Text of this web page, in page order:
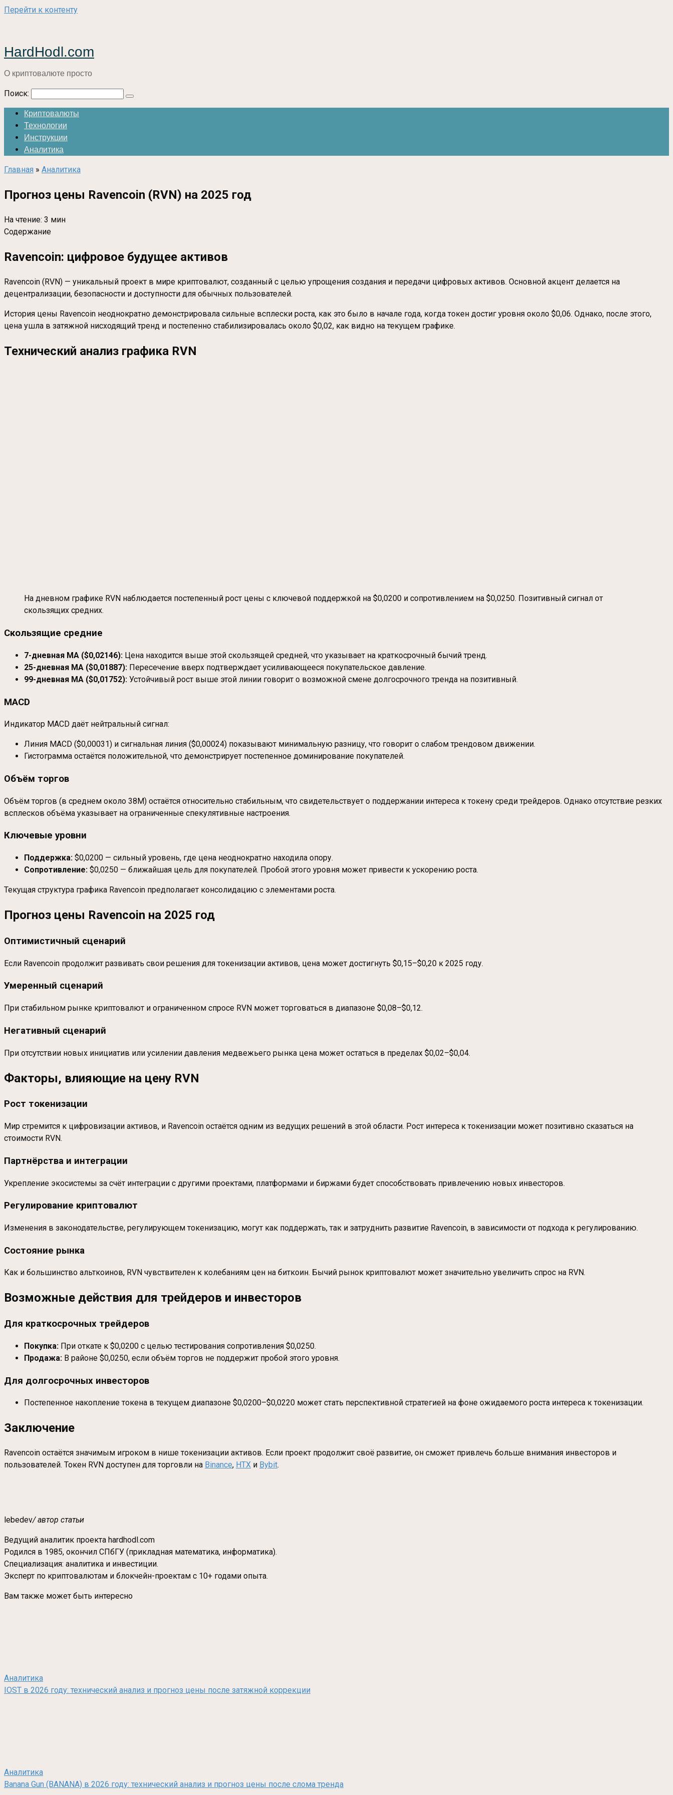
Перейти к контенту
HardHodl.com
О криптовалюте просто
Поиск:
Криптовалюты
Технологии
Инструкции
Аналитика
Главная » Аналитика
Прогноз цены Ravencoin (RVN) на 2025 год
На чтение: 3 мин
Содержание
Ravencoin: цифровое будущее активов
Ravencoin (RVN) — уникальный проект в мире криптовалют, созданный с целью упрощения создания и передачи цифровых активов. Основной акцент делается на
децентрализации, безопасности и доступности для обычных пользователей.
История цены Ravencoin неоднократно демонстрировала сильные всплески роста, как это было в начале года, когда токен достиг уровня около $0,06. Однако, после этого,
цена ушла в затяжной нисходящий тренд и постепенно стабилизировалась около $0,02, как видно на текущем графике.
Технический анализ графика RVN
На дневном графике RVN наблюдается постепенный рост цены с ключевой поддержкой на $0,0200 и сопротивлением на $0,0250. Позитивный сигнал от
скользящих средних.
Скользящие средние
7-дневная MA ($0,02146): Цена находится выше этой скользящей средней, что указывает на краткосрочный бычий тренд.
25-дневная MA ($0,01887): Пересечение вверх подтверждает усиливающееся покупательское давление.
99-дневная MA ($0,01752): Устойчивый рост выше этой линии говорит о возможной смене долгосрочного тренда на позитивный.
MACD
Индикатор MACD даёт нейтральный сигнал:
Линия MACD ($0,00031) и сигнальная линия ($0,00024) показывают минимальную разницу, что говорит о слабом трендовом движении.
Гистограмма остаётся положительной, что демонстрирует постепенное доминирование покупателей.
Объём торгов
Объём торгов (в среднем около 38M) остаётся относительно стабильным, что свидетельствует о поддержании интереса к токену среди трейдеров. Однако отсутствие резких
всплесков объёма указывает на ограниченные спекулятивные настроения.
Ключевые уровни
Поддержка: $0,0200 — сильный уровень, где цена неоднократно находила опору.
Сопротивление: $0,0250 — ближайшая цель для покупателей. Пробой этого уровня может привести к ускорению роста.
Текущая структура графика Ravencoin предполагает консолидацию с элементами роста.
Прогноз цены Ravencoin на 2025 год
Оптимистичный сценарий
Если Ravencoin продолжит развивать свои решения для токенизации активов, цена может достигнуть $0,15–$0,20 к 2025 году.
Умеренный сценарий
При стабильном рынке криптовалют и ограниченном спросе RVN может торговаться в диапазоне $0,08–$0,12.
Негативный сценарий
При отсутствии новых инициатив или усилении давления медвежьего рынка цена может остаться в пределах $0,02–$0,04.
Факторы, влияющие на цену RVN
Рост токенизации
Мир стремится к цифровизации активов, и Ravencoin остаётся одним из ведущих решений в этой области. Рост интереса к токенизации может позитивно сказаться на
стоимости RVN.
Партнёрства и интеграции
Укрепление экосистемы за счёт интеграции с другими проектами, платформами и биржами будет способствовать привлечению новых инвесторов.
Регулирование криптовалют
Изменения в законодательстве, регулирующем токенизацию, могут как поддержать, так и затруднить развитие Ravencoin, в зависимости от подхода к регулированию.
Состояние рынка
Как и большинство альткоинов, RVN чувствителен к колебаниям цен на биткоин. Бычий рынок криптовалют может значительно увеличить спрос на RVN.
Возможные действия для трейдеров и инвесторов
Для краткосрочных трейдеров
Покупка: При откате к $0,0200 с целью тестирования сопротивления $0,0250.
Продажа: В районе $0,0250, если объём торгов не поддержит пробой этого уровня.
Для долгосрочных инвесторов
Постепенное накопление токена в текущем диапазоне $0,0200–$0,0220 может стать перспективной стратегией на фоне ожидаемого роста интереса к токенизации.
Заключение
Ravencoin остаётся значимым игроком в нише токенизации активов. Если проект продолжит своё развитие, он сможет привлечь больше внимания инвесторов и
пользователей. Токен RVN доступен для торговли на Binance, HTX и Bybit.
lebedev/ автор статьи
Ведущий аналитик проекта hardhodl.com
Родился в 1985, окончил СПбГУ (прикладная математика, информатика).
Специализация: аналитика и инвестиции.
Эксперт по криптовалютам и блокчейн-проектам с 10+ годами опыта.
Вам также может быть интересно
Аналитика
IOST в 2026 году: технический анализ и прогноз цены после затяжной коррекции
Аналитика
Banana Gun (BANANA) в 2026 году: технический анализ и прогноз цены после слома тренда